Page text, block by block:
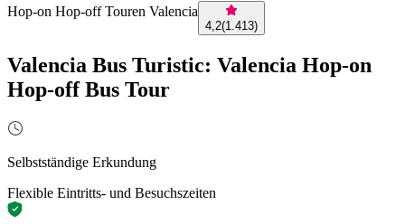
Hop-on Hop-off Touren Valencia
4,2(1.413)
Valencia Bus Turistic: Valencia Hop-on
Hop-off Bus Tour
Selbstständige Erkundung
Flexible Eintritts- und Besuchszeiten